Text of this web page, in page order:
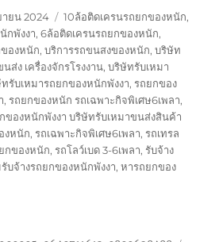
ยน 2024
ป้าย
กำกับ
10ล้อติดเครนรถยกของหนัก,
กพังงา,6ล้อติดเครนรถยกของหนัก,
องหนัก,บริการรถขนสงของหนัก,บริษัท
ส่ง เครื่องจักรโรงงาน,บริษัทรับเหมา
รับเหมารถยกของหนักพังงา,รถยกของ
,รถยกของหนัก รถเฉพาะกิจพิเศษ6เพลา,
ของหนักพังงา บริษัทรับเหมาขนส่งสินค้า
งหนัก,รถเฉพาะกิจพิเศษ6เพลา,รถเทรล
กของหนัก,รถโลว์เบด 3-6เพลา,รับจ้าง
บจ้างรถยกของหนักพังงา,หารถยกของ